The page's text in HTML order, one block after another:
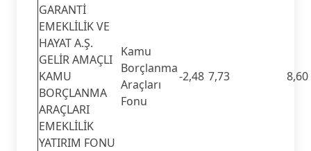
GARANTİ
EMEKLİLİK VE
HAYAT A.Ş.
GELİR AMAÇLI
KAMU
BORÇLANMA
ARAÇLARI
EMEKLİLİK
YATIRIM FONU
Kamu
Borçlanma
Araçları
Fonu
-2,48 7,73 8,60